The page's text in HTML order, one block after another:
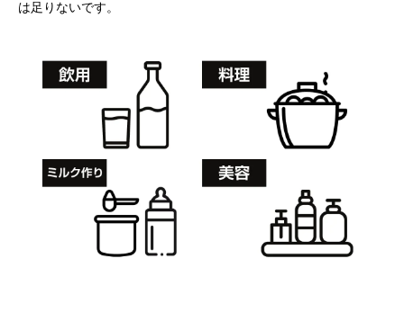
は足りないです。